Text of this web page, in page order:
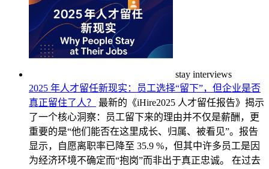
stay interviews
2025 年人才留任新现实：员工选择“留下”，但企业是否
真正留住了人？
最新的《iHire2025 人才留任报告》揭示
了一个核心洞察：员工留下来的理由并不仅是薪酬，更
重要的是“他们能否在这里成长、归属、被看见”。报告
显示，自愿离职率已降至 35.9 %，但其中许多员工是因
为经济环境不确定而“抱岗”而非出于真正忠诚。 在过去